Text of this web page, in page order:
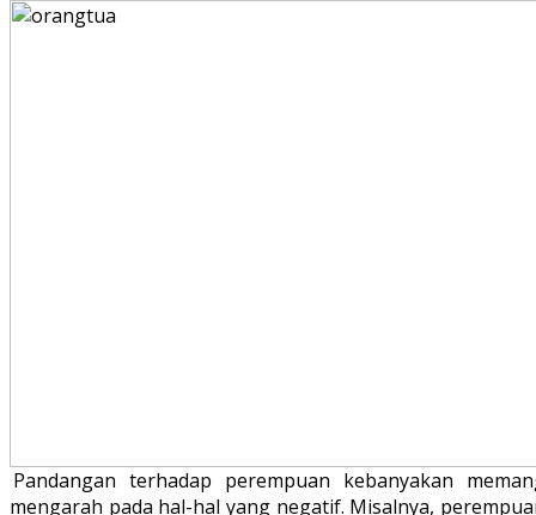
Pandangan terhadap perempuan kebanyakan
mengarah pada hal-hal yang negatif. Misalnya,